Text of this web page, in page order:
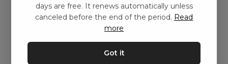
Add to basket Add to basket
days are free. It renews automatically unless
canceled before the end of the period. Read
more
Got it